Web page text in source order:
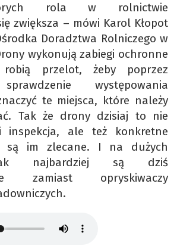
rola w rolnictwie
zwiększa – mówi Karol Kłopot
Doradztwa Rolniczego w
wykonują zabiegi ochronne
przelot, żeby poprzez
występowania
te miejsca, które należy
Tak że drony dzisiaj to nie
ale też konkretne
są im zlecane. I na dużych
najbardziej są dziś
zamiast opryskiwaczy